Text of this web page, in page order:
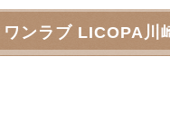
ワンラブ LICOPA